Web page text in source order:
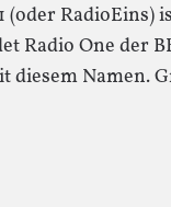
(oder RadioEins)
Radio One der
diesem Namen.